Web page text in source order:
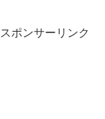
スポンサーリンク